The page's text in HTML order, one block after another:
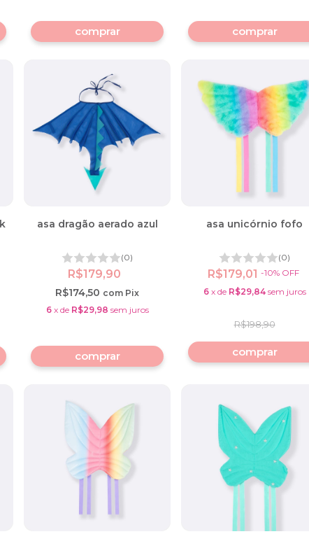
comprar comprar
asa dragão aerado azul
(0)
R$179,90
R$174,50 com Pix
6 x de R$29,98 sem juros
comprar
asa unicórnio fofo
(0)
R$179,01 -10% OFF
R$198,90
6 x de R$29,84 sem juros